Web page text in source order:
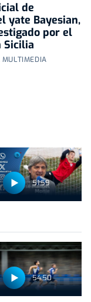
de
yate Bayesian,
por el
Sicilia
MULTIMEDIA
51:59
54:50